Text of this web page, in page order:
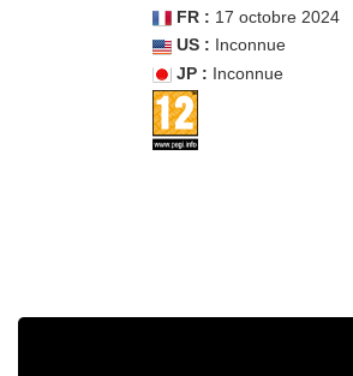
FR : 17 octobre 2024
US : Inconnue
JP : Inconnue